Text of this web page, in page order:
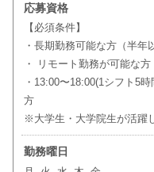
応募資格
【必須条件】
・長期勤務可能な方（半年
・ リモート勤務が可能な
・13:00〜18:00(1シフト5
方
※大学生・大学院生が活躍
勤務曜日